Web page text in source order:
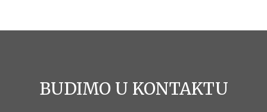
BUDIMO U KONTAKTU